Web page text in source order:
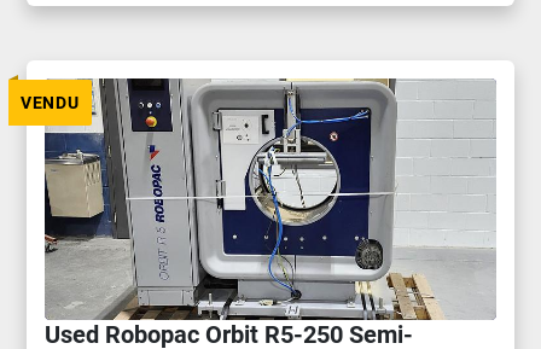
VENDU
Used Robopac Orbit R5-250 Semi-